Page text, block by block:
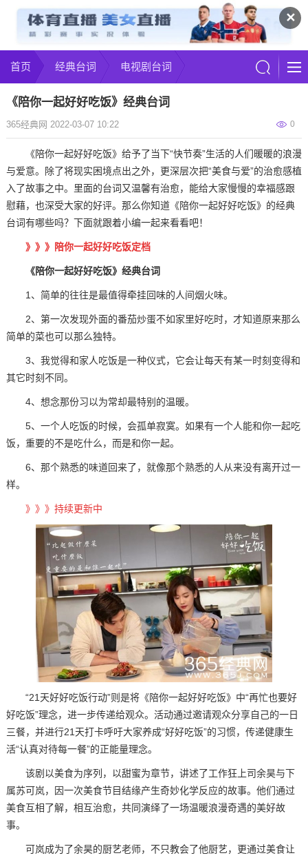
✕
首页 经典台词 电视剧台词
《陪你一起好好吃饭》经典台词
0
365经典网 2022-03-07 10:22
《陪你一起好好吃饭》给予了当下“快节奏”生活的人们暖暖的浪漫
与爱意。除了将现实困境点出之外，更深层次把“美食与爱”的治愈感植
入了故事之中。里面的台词又温馨有治愈，能给大家慢慢的幸福感跟
慰藉，也深受大家的好评。那么你知道《陪你一起好好吃饭》的经典
台词有哪些吗？下面就跟着小编一起来看看吧！
》》》 陪你一起好好吃饭定档
《陪你一起好好吃饭》经典台词
1、简单的往往是最值得牵挂回味的人间烟火味。
2、第一次发现外面的番茄炒蛋不如家里好吃时，才知道原来那么
简单的菜也可以那么独特。
3、我觉得和家人吃饭是一种仪式，它会让每天有某一时刻变得和
其它时刻不同。
4、想念那份习以为常却最特别的温暖。
5、一个人吃饭的时候，会孤单寂寞。如果有一个人能和你一起吃
饭，重要的不是吃什么，而是和你一起。
6、那个熟悉的味道回来了，就像那个熟悉的人从来没有离开过一
样。
》》》持续更新中
“21天好好吃饭行动”则是将《陪你一起好好吃饭》中“再忙也要好
好吃饭”理念，进一步传递给观众。活动通过邀请观众分享自己的一日
三餐，并进行21天打卡呼吁大家养成“好好吃饭”的习惯，传递健康生
活“认真对待每一餐”的正能量理念。
该剧以美食为序列，以甜蜜为章节，讲述了工作狂上司余昊与下
属苏可岚，因一次美食节目结缘产生奇妙化学反应的故事。他们通过
美食互相了解，相互治愈，共同演绎了一场温暖浪漫奇遇的美好故
事。
可岚成为了余昊的厨艺老师，不只教会了他厨艺，更通过美食让